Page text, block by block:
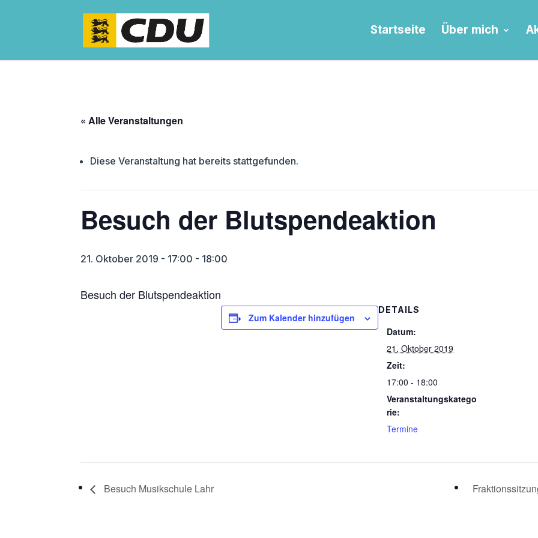
Startseite Über mich
« Alle Veranstaltungen
Diese Veranstaltung hat bereits stattgefunden.
Besuch der Blutspendeaktion
21. Oktober 2019 - 17:00 - 18:00
Besuch der Blutspendeaktion
Zum Kalender hinzufügen
DETAILS
Datum:
21. Oktober 2019
Zeit:
17:00 - 18:00
Veranstaltungskatego
rie:
Termine
Besuch Musikschule Lahr